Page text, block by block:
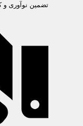
تضمین نوآوری و